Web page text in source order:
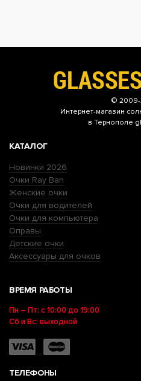
©
Интернет-магазин
в Тернополе
КАТАЛОГ
Новинки 2026
Очки Ray Ban
Женские очки
Очки для водителей
Очки для компьютера
Оправы
Детские очки
Аксессуары для очков
ВРЕМЯ РАБОТЫ
Пн – Пт: с 10:00 до 19:00
Сб и Вс: выходной
ТЕЛЕФОНЫ